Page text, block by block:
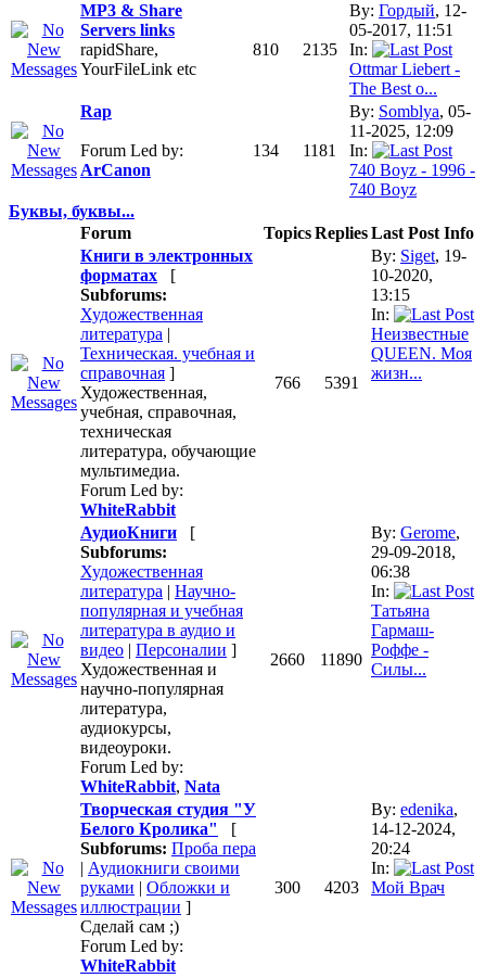
MP3 & Share
Servers links
rapidShare,
YourFileLink etc
810 2135
By: Гордый, 12-
05-2017, 11:51
In:
Ottmar Liebert -
The Best o...
Rap
Forum Led by:
ArCanon
134 1181
By: Somblya, 05-
11-2025, 12:09
In:
740 Boyz - 1996 -
740 Boyz
Буквы, буквы...
Forum
TopicsRepliesLast Post Info
Книги в электронных
форматах
[
Subforums:
Художественная
литература |
Техническая. учебная и
справочная ]
Художественная,
учебная, справочная,
техническая
литература, обучающие
мультимедиа.
Forum Led by:
WhiteRabbit
766 5391
By: Siget, 19-
10-2020,
13:15
In:
Неизвестные
QUEEN. Моя
жизн...
АудиоКниги
[
Subforums:
Художественная
литература | Научно-
популярная и учебная
литература в аудио и
видео | Персоналии ]
Художественная и
научно-популярная
литература,
аудиокурсы,
видеоуроки.
Forum Led by:
WhiteRabbit, Nata
2660 11890
By: Gerome,
29-09-2018,
06:38
In:
Татьяна
Гармаш-
Роффе -
Силы...
Творческая студия "У
Белого Кролика"
[
Subforums: Проба пера
| Аудиокниги своими
руками | Обложки и
иллюстрации ]
Сделай сам ;)
Forum Led by:
WhiteRabbit
300 4203
By: edenika,
14-12-2024,
20:24
In:
Мой Врач